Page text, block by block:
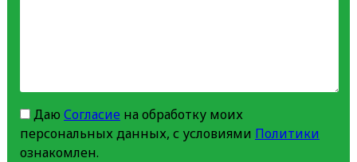
Даю Согласиена обработку моих
персональных данных, с условиями Политики
ознакомлен.